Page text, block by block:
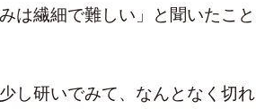
は繊細で難しい」と聞いたこと
し研いでみて、なんとなく切れ